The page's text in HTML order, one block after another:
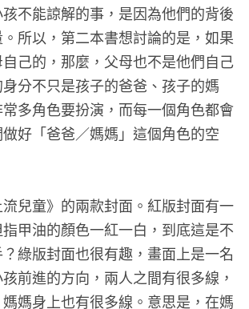
不能諒解的事，是因為他們的背後
所以，第二本書想討論的是，如果
己的，那麼，父母也不是他們自己
分不只是孩子的爸爸、孩子的媽
多角色要扮演，而每一個角色都會
好「爸爸／媽媽」這個角色的空
兒童》的兩款封面。紅版封面有一
甲油的顏色一紅一白，到底這是不
綠版封面也很有趣，畫面上是一名
前進的方向，兩人之間有很多線，
媽身上也有很多線。意思是，在媽